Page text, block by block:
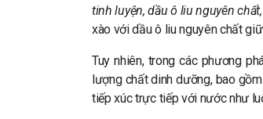
tinh luyện, dầu ô liu nguyên
xào với dầu ô liu nguyên chất
Tuy nhiên, trong các phương
lượng chất dinh dưỡng, bao
tiếp xúc trực tiếp với nước như